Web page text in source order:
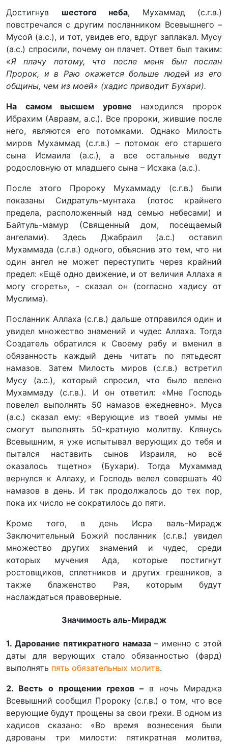
Достигнув шестого неба, Мухаммад (с.г.в.)
повстречался с другим посланником Всевышнего –
Мусой (а.с.), и тот, увидев его, вдруг заплакал. Мусу
(а.с.) спросили, почему он плачет. Ответ был таким:
«Я плачу потому, что после меня был послан
Пророк, и в Раю окажется больше людей из его
общины, чем из моей» (хадис приводит Бухари).
На самом высшем уровне находился пророк
Ибрахим (Авраам, а.с.). Все пророки, жившие после
него, являются его потомками. Однако Милость
миров Мухаммад (с.г.в.) – потомок его старшего
сына Исмаила (а.с.), а все остальные ведут
родословную от младшего сына – Исхака (а.с.).
После этого Пророку Мухаммаду (с.г.в.) были
показаны Сидратуль-мунтаха (лотос крайнего
предела, расположенный над семью небесами) и
Байтуль-мамур (Священный дом, посещаемый
ангелами). Здесь Джабраил (а.с.) оставил
Мухаммада (с.г.в.) одного, объяснив это тем, что ни
один ангел не может переступить через крайний
предел: «Ещё одно движение, и от величия Аллаха я
могу сгореть», - сказал он (согласно хадису от
Муслима).
Посланник Аллаха (с.г.в.) дальше отправился один и
увидел множество знамений и чудес Аллаха. Тогда
Создатель обратился к Своему рабу и вменил в
обязанность каждый день читать по пятьдесят
намазов. Затем Милость миров (с.г.в.) встретил
Мусу (а.с.), который спросил, что было велено
Мухаммаду (с.г.в.). И он ответил: «Мне Господь
повелел выполнять 50 намазов ежедневно». Муса
(а.с.) сказал ему: «Верующие из твоей уммы не
смогут выполнять 50-кратную молитву. Клянусь
Всевышним, я уже испытывал верующих до тебя и
пытался наставить сынов Израиля, но всё
оказалось тщетно» (Бухари). Тогда Мухаммад
вернулся к Аллаху, и Господь велел совершать 40
намазов в день. И так продолжалось до тех пор,
пока их число не сократилось до пяти.
Кроме того, в день Исра валь-Мирадж
Заключительный Божий посланник (с.г.в.) увидел
множество других знамений и чудес, среди
которых мучения Ада, которые постигнут
ростовщиков, сплетников и других грешников, а
также блаженство Рая, которым будут
наслаждаться правоверные.
Значимость аль-Мирадж
1. Дарование пятикратного намаза– именно с этой
даты для верующих стало обязанностью (фард)
выполнять пять обязательных молитв.
2. Весть о прощении грехов – в ночь Мираджа
Всевышний сообщил Пророку (с.г.в.) о том, что все
верующие будут прощены за свои грехи. В одном из
хадисов сказано: «Во время вознесения были
дарованы три милости: пятикратная молитва,